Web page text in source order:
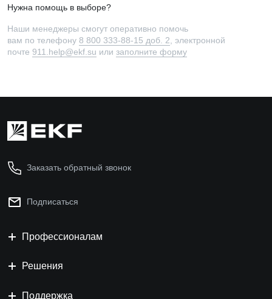
Нужна помощь в выборе?
Наши менеджеры смогут оперативно помочь
вам по телефону 8 800 333-88-15 доб. 2 , электронной
почте 911.help@ekf.su или заполните форму
Заказать обратный звонок
Подписаться
Профессионалам
Решения
Поддержка